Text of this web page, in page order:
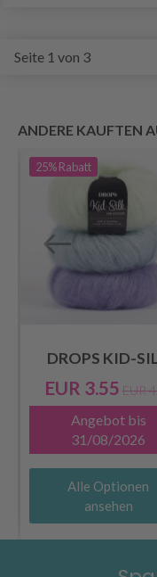
Seite 1 von 3
ANDERE KAUFTEN
25%Rabatt
DROPS KID-
EUR 3.55 EUR
Angebot bis
31/08/2026
Alle Optionen
ansehen